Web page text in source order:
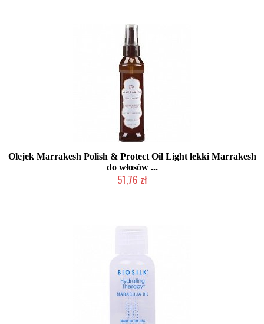
Olejek Marrakesh Polish & Protect Oil Light lekki Marrakesh
do włosów ...
51,76 zł